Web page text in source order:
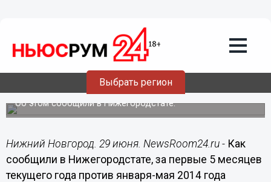
Выбрать регион
29.06.201512:12
Производство ряда продуктов
увеличилось в Нижегородской области
Об этом сообщили в Нижегородстате.
Нижний Новгород. 29 июня. NewsRoom24.ru - Как
сообщили в Нижегородстате, за первые 5 месяцев
текущего года против января-мая 2014 года